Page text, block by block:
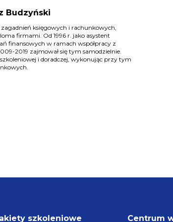
Budzyński
księgowych i rachunkowych,
firmami. Od 1996 r. jako asystent
finansowych w ramach współpracy z
2019 zajmował się tym samodzielnie.
i doradczej, wykonując przy tym
szkoleniowe Centrum